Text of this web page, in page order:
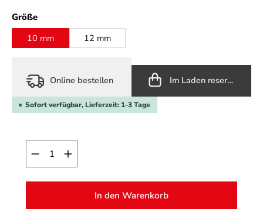
Größeauswählen
10 mm
12 mm
Online bestellen Im Laden reservieren
Sofort verfügbar, Lieferzeit: 1-3 Tage
Produkt Anzahl: Gib den gewünschten Wert
In den Warenkorb